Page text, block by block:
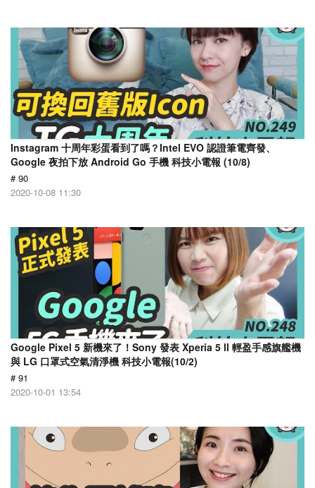
Instagram 十周年彩蛋看到了嗎？Intel EVO 認證筆電齊發、
Google 夜拍下放 Android Go 手機 科技小電報 (10/8)
# 90
2020-10-08 11:30
Google Pixel 5 新機來了！Sony 發表 Xperia 5 ll 輕盈手感旗艦機
與 LG 口罩式空氣清淨機 科技小電報(10/2)
# 91
2020-10-01 13:54